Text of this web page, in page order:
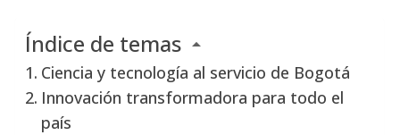
Índice de temas
Ciencia y tecnología al servicio de Bogotá
Innovación transformadora para todo el
país